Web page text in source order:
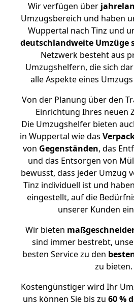
Wir verfügen über
Umzugsbereich und haben
Wuppertal nach Tinz und
deutschlandweite Umzüge
Netzwerk besteht aus
Umzugshelfern, die sich
alle Aspekte eines
Von der Planung über den
Einrichtung Ihres neuen
Die Umzugshelfer bieten
in Wuppertal wie das
von Gegenständen, das
und das Entsorgen von
bewusst, dass jeder Umzug
Tinz individuell ist und
eingestellt, auf die
unserer Kunden
Wir bieten
sind immer bestrebt,
besten Service zu den
zu bieten.
Kostengünstiger wird Ihr
uns können Sie bis zu 60 %